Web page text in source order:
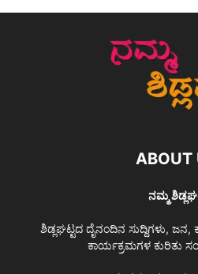
ABOUT
ನಮ್ಮ
ಶಿಡ್ಲಘಟ್ಟದ ದೈನಂದಿನ ಸುದ್ದಿಗಳು, ಜನ,
ಕಾರ್ಯಕ್ರಮಗಳ ಕುರಿತು